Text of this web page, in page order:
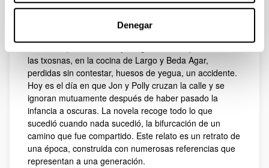
Denegar
Sinopsis: Un paisaje adolescente rural-poligonal,
pasillos atemporales del instituto, bajar en bus a Moro y
las txosnas, en la cocina de Largo y Beda Agar,
perdidas sin contestar, huesos de yegua, un accidente.
Hoy es el día en que Jon y Polly cruzan la calle y se
ignoran mutuamente después de haber pasado la
infancia a oscuras. La novela recoge todo lo que
sucedió cuando nada sucedió, la bifurcación de un
camino que fue compartido. Este relato es un retrato de
una época, construida con numerosas referencias que
representan a una generación.